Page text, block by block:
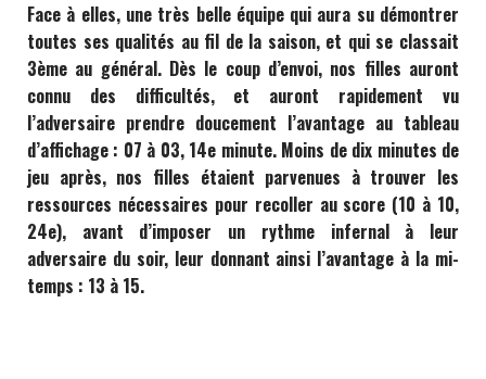
Face à elles, une très belle équipe qui aura su démontrer
toutes ses qualités au fil de la saison, et qui se classait
3ème au général. Dès le coup d’envoi, nos filles auront
connu des difficultés, et auront rapidement vu
l’adversaire prendre doucement l’avantage au tableau
d’affichage : 07 à 03, 14e minute. Moins de dix minutes de
jeu après, nos filles étaient parvenues à trouver les
ressources nécessaires pour recoller au score (10 à 10,
24e), avant d’imposer un rythme infernal à leur
adversaire du soir, leur donnant ainsi l’avantage à la mi-
temps : 13 à 15.